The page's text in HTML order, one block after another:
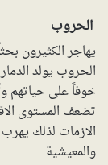
الحروب
يهاجر الكثيرون
الحروب يولد
خوفاً على حياتهم
تضعف المستوى
الازمات لذلك
والمعيشية